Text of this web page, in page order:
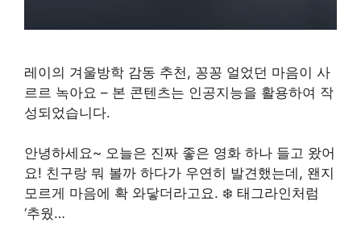
레이의 겨울방학 감동 추천, 꽁꽁 얼었던 마음이 사
르르 녹아요 – 본 콘텐츠는 인공지능을 활용하여 작
성되었습니다.
안녕하세요~ 오늘은 진짜 좋은 영화 하나 들고 왔어
요! 친구랑 뭐 볼까 하다가 우연히 발견했는데, 왠지
모르게 마음에 확 와닿더라고요. ❄️ 태그라인처럼
‘추웠…